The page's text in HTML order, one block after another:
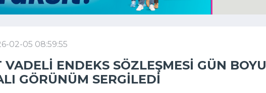
02-05 08:59:55
VADELI ENDEKS SÖZLEŞMESI GÜN BOYU
GÖRÜNÜM SERGILEDI